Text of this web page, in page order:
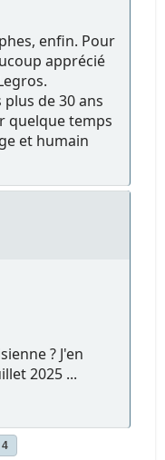
enfin. Pour
apprécié
plus de 30 ans
quelque temps
et humain
? J'en
2025 ...
4